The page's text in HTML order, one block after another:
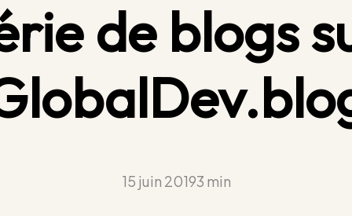
de blogs
15 juin 20193 min